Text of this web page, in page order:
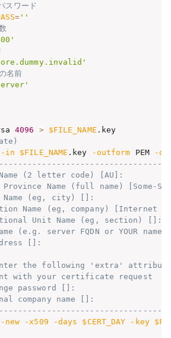
スワード
= ''
名前
4096 > $FILE_NAME
-in $FILE_NAME .key -outform PEM
-
(2 letter code) [AU]:
Name (full name) [Some-
(eg, city) []:
Name (eg, company) [Internet
Unit Name (eg, section) []:
(e.g. server FQDN or YOUR
[]:
the following 'extra'
with your certificate request
password []:
company name []:
-new -x509 -days $CERT_DAY -key